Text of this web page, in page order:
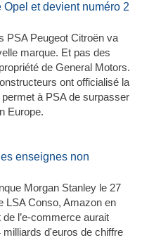
Opel et devient numéro 2
PSA Peugeot Citroën va
marque. Et pas des
de General Motors.
ont officialisé la
à PSA de surpasser
Europe.
enseignes non
Morgan Stanley le 27
LSA Conso, Amazon en
l’e-commerce aurait
d'euros de chiffre